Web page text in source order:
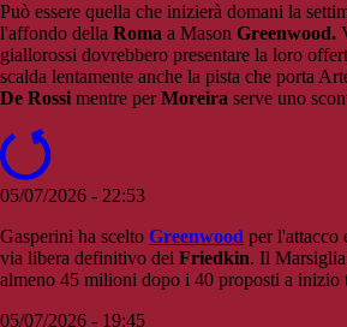
Può essere quella che inizierà domani la
l'affondo della Roma a Mason Greenwood.
giallorossi dovrebbero presentare la loro
scalda lentamente anche la pista che porta
De Rossi mentre perMoreira serve uno
05/07/2026 - 22:53
Gasperini ha scelto Greenwood per l'attacco
via libera definitivo dei Friedkin. Il
almeno 45 milioni dopo i 40 proposti a inizio
05/07/2026 - 19:45